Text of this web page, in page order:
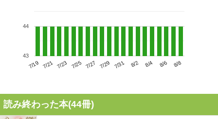
7/19 7/21 7/23 7/25 7/27 7/29 7/31 8/2 8/4 8/6 8/8
43
44
読み終わった本(44冊)